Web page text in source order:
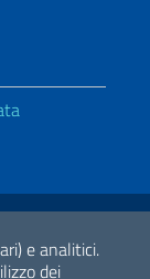
e analitici.
dei